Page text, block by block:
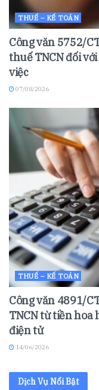
THUẾ – KẾ TOÁN
Công văn 5752/
thuế TNCN đối
việc
07/08/2026
THUẾ – KẾ TOÁN
Công văn 4891/
TNCN từ tiền hoa
điện tử
14/06/2026
Dịch Vụ Nổi Bật